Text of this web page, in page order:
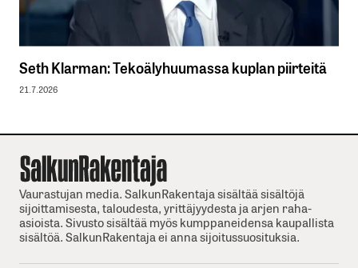
Seth Klarman: Tekoälyhuumassa kuplan piirteitä
21.7.2026
Vaurastujan media. SalkunRakentaja sisältää sisältöjä
sijoittamisesta, taloudesta, yrittäjyydesta ja arjen raha-
asioista. Sivusto sisältää myös kumppaneidensa kaupallista
sisältöä. SalkunRakentaja ei anna sijoitussuosituksia.